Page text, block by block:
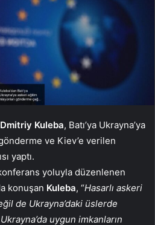
Dmitriy Kuleba, Batı’ya Ukrayna’ya
ve Kiev’e verilen
yaptı.
yoluyla düzenlenen
konuşan Kuleba, “Hasarlı askeri
de Ukrayna’daki üslerde
uygun imkanların